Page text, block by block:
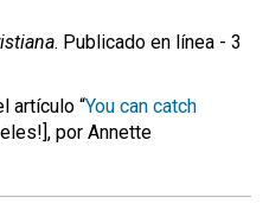
. Publicado en línea - 3
artículo “You can catch
por Annette